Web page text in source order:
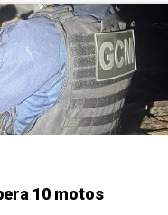
10 motos